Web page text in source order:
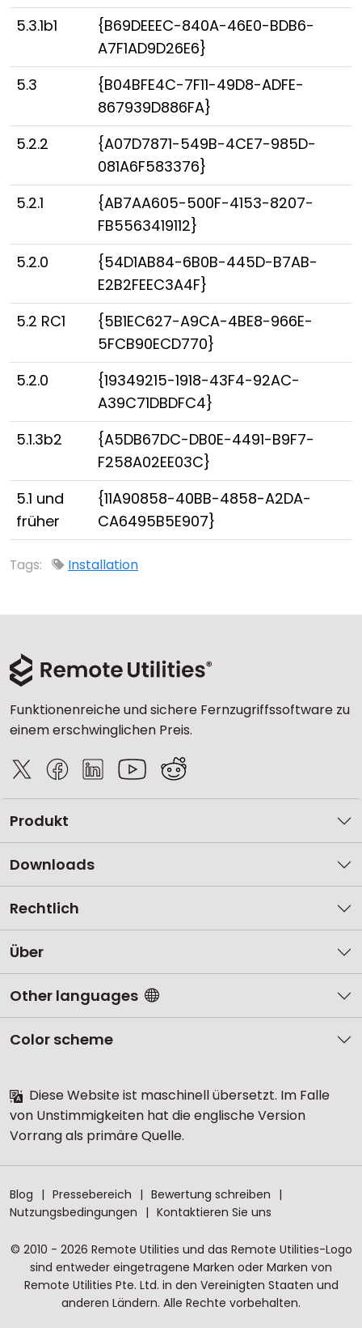
5.3.1b1
{B69DEEEC-840A-46E0-BDB6-
A7F1AD9D26E6}
5.3
{B04BFE4C-7F11-49D8-ADFE-
867939D886FA}
5.2.2
{A07D7871-549B-4CE7-985D-
081A6F583376}
5.2.1
{AB7AA605-500F-4153-8207-
FB5563419112}
5.2.0
{54D1AB84-6B0B-445D-B7AB-
E2B2FEEC3A4F}
5.2 RC1
{5B1EC627-A9CA-4BE8-966E-
5FCB90ECD770}
5.2.0
{19349215-1918-43F4-92AC-
A39C71DBDFC4}
5.1.3b2
{A5DB67DC-DB0E-4491-B9F7-
F258A02EE03C}
5.1 und
früher
{11A90858-40BB-4858-A2DA-
CA6495B5E907}
Tags: Installation
Funktionenreiche und sichere Fernzugriffssoftware zu
einem erschwinglichen Preis.
Produkt
Downloads
Rechtlich
Über
Other languages
Color scheme
Diese Website ist maschinell übersetzt. Im Falle
von Unstimmigkeiten hat die englische Version
Vorrang als primäre Quelle.
Blog Pressebereich
Bewertung schreiben
Nutzungsbedingungen
Kontaktieren Sie uns
© 2010 - 2026 Remote Utilities und das Remote Utilities-Logo
sind entweder eingetragene Marken oder Marken von
Remote Utilities Pte. Ltd. in den Vereinigten Staaten und
anderen Ländern. Alle Rechte vorbehalten.